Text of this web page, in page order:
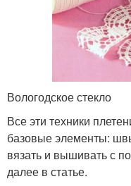
Вологодское стекло
Все эти техники
базовые элементы:
вязать и вышивать с
далее в статье.